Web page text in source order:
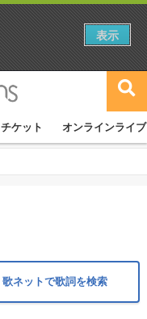
チケット オンラインライブ
歌ネットで歌詞を検索
表示